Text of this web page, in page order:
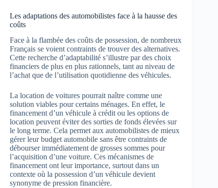
Les adaptations des automobilistes face à la hausse des
coûts
Face à la flambée des coûts de possession, de nombreux
Français se voient contraints de trouver des alternatives.
Cette recherche d’adaptabilité s’illustre par des choix
financiers de plus en plus rationnels, tant au niveau de
l’achat que de l’utilisation quotidienne des véhicules.
La location de voitures pourrait naître comme une
solution viables pour certains ménages. En effet, le
financement d’un véhicule à crédit ou les options de
location peuvent éviter des sorties de fonds élevées sur
le long terme. Cela permet aux automobilistes de mieux
gérer leur budget automobile sans être contraints de
débourser immédiatement de grosses sommes pour
l’acquisition d’une voiture. Ces mécanismes de
financement ont leur importance, surtout dans un
contexte où la possession d’un véhicule devient
synonyme de pression financière.